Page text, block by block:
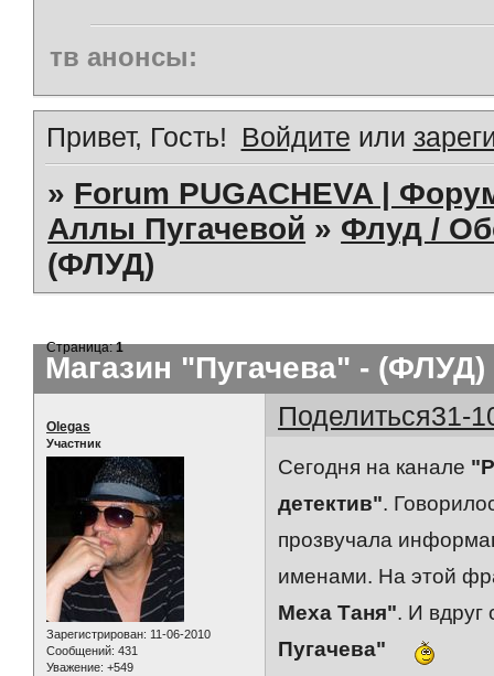
тв анонсы:
Привет, Гость! Войдите или
» Forum PUGACHEVA |
Аллы Пугачевой » Флуд /
(ФЛУД)
Магазин "Пугачева" - (ФЛУД)
Страница:1
Поделиться31-
Olegas
Участник
Зарегистрирован: 11-06-2010
Сообщений: 431
Уважение: +549
Сегодня на канале
детектив".
прозвучала
именами. На этой
Меха Таня". И вдруг
Пугачева"